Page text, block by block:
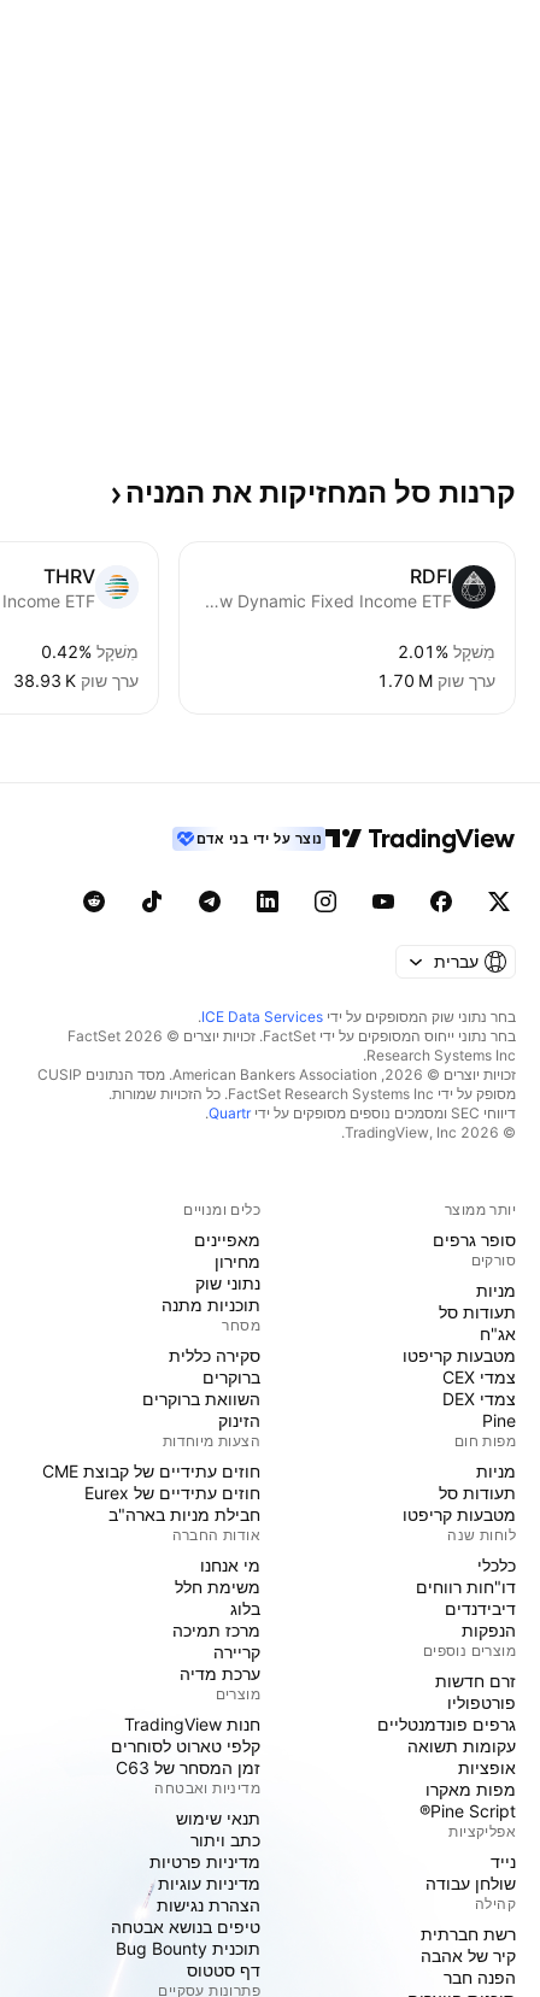
קרנות סל המחזיקות את המניה
RDFI
Rareview Dynamic Fixed Income ETF
מִשׁקָל 2.01%
ערך שוק ‪1.70 M‬
THRV
ETF
מִשׁקָל 0.42%
ערך שוק ‪38.93 K‬
נוצר על ידי בני אדם
עברית
בחר נתוני שוק המסופקים על ידי ICE Data Services
.
בחר נתוני ייחוס המסופקים על ידי FactSet. זכויות יוצרים © 2026 ‏FactSet
Research Systems Inc.‏
זכויות יוצרים © 2026, ‏American Bankers Association. מסד הנתונים CUSIP
מסופק על ידי FactSet Research Systems Inc. כל הזכויות שמורות.
דיווחי SEC ומסמכים נוספים מסופקים על ידי
Quartr
.
© 2026 ‏TradingView, Inc.‏
יותר ממוצר
סופר גרפים
סורקים
מניות‏
תעודות סל
אג"ח
מטבעות קריפטו
צמדי CEX
צמדי DEX
Pine
מפות חום
מניות‏
תעודות סל
מטבעות קריפטו
לוחות שנה
כלכלי
דו"חות רווחים
דיבידנדים
הנפקות
מוצרים נוספים
זרם חדשות
פורטפוליו
גרפים פונדמנטליים
עקומות תשואה
אופציות
מפות מאקרו
Pine Script®
אפליקציות
נייד
שולחן עבודה
קהילה
רשת חברתית
קיר של אהבה
הפנה חבר
כלים ומנויים
מאפיינים
מחירון
נתוני שוק
תוכניות מתנה
מסחר
סקירה כללית
ברוקרים
השוואת ברוקרים
הזינוק
הצעות מיוחדות
חוזים עתידיים של קבוצת CME
חוזים עתידיים של Eurex
חבילת מניות בארה"ב
אודות החברה
מי אנחנו
משימת חלל
בלוג
מרכז תמיכה
קריירה
ערכת מדיה
מוצרים
חנות TradingView
קלפי טארוט לסוחרים
זמן המסחר של C63
מדיניות ואבטחה
תנאי שימוש
כתב ויתור
מדיניות פרטיות
מדיניות עוגיות
הצהרת נגישות
טיפים בנושא אבטחה
תוכנית Bug Bounty
דף סטטוס
פתרונות עסקיים